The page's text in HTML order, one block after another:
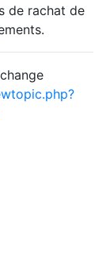
de rachat de